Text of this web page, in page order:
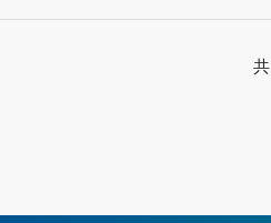
共